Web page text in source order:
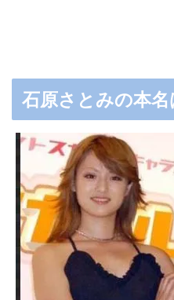
石原さとみの本名